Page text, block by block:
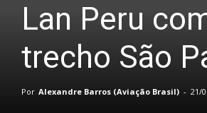
Lan Peru
trecho São
Por Alexandre Barros (Aviação Brasil) - 21/